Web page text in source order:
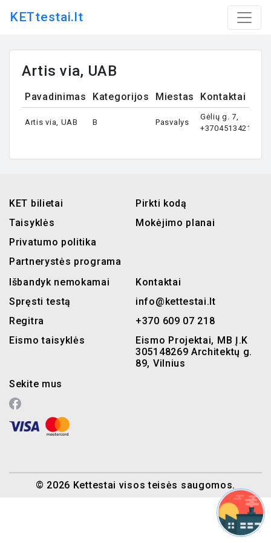
KETtestai.lt
Artis via, UAB
Pavadinimas Kategorijos Miestas Kontaktai
Artis via, UAB B Pasvalys
Gėlių g. 7,
+37045134219
KET bilietai
Taisyklės
Privatumo politika
Partnerystės programa
Pirkti kodą
Mokėjimo planai
Išbandyk nemokamai
Spręsti testą
Regitra
Eismo taisyklės
Sekite mus
Kontaktai
info@kettestai.lt
+370 609 07 218
Eismo Projektai, MB Į.K
305148269 Architektų g.
89, Vilnius
© 2026 Kettestai visos teisės saugomos.